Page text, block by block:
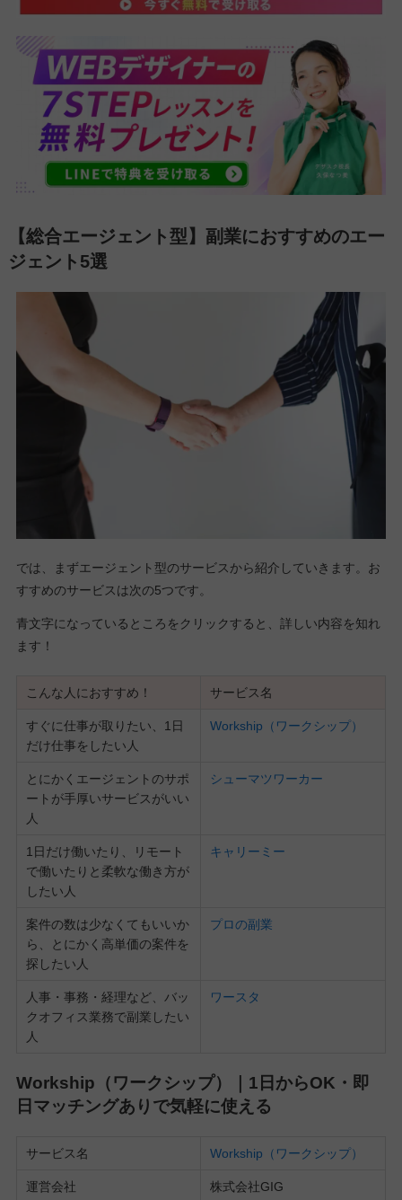
【総合エージェント型】副業におすすめのエー
ジェント5選
では、まずエージェント型のサービスから紹介していきます。お
すすめのサービスは次の5つです。
青文字になっているところをクリックすると、詳しい内容を知れ
ます！
こんな人におすすめ！ サービス名
すぐに仕事が取りたい、1日
だけ仕事をしたい人
Workship（ワークシップ）
とにかくエージェントのサポ
ートが手厚いサービスがいい
人
シューマツワーカー
1日だけ働いたり、リモート
で働いたりと柔軟な働き方が
したい人
キャリーミー
案件の数は少なくてもいいか
ら、とにかく高単価の案件を
探したい人
プロの副業
人事・事務・経理など、バッ
クオフィス業務で副業したい
人
ワースタ
Workship（ワークシップ）｜1日からOK・即
日マッチングありで気軽に使える
サービス名 Workship（ワークシップ）
運営会社 株式会社GIG